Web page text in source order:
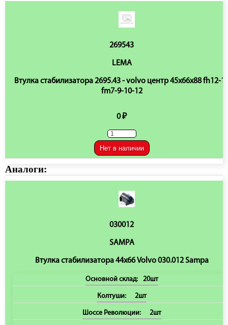
269543
LEMA
Втулка стабилизатора 2695.43 - volvo центр 45x66x88 fh12-
fm7-9-10-12
0 ₽
Нет в наличии
Аналоги:
030012
SAMPA
Втулка стабилизатора 44х66 Volvo 030.012 Sampa
Основной склад: 20шт
Колтуши: 2шт
Шоссе Революции: 2шт